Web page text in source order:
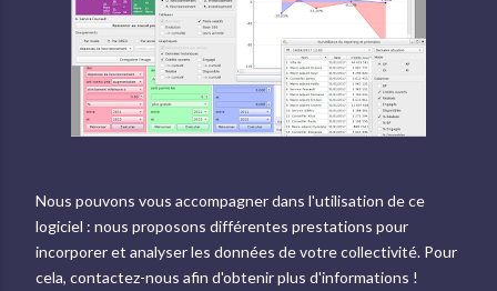
Nous pouvons vous accompagner dans l'utilisation de ce
logiciel : nous proposons différentes prestations pour
incorporer et analyser les données de votre collectivité. Pour
cela, contactez-nous afin d'obtenir plus d'informations !